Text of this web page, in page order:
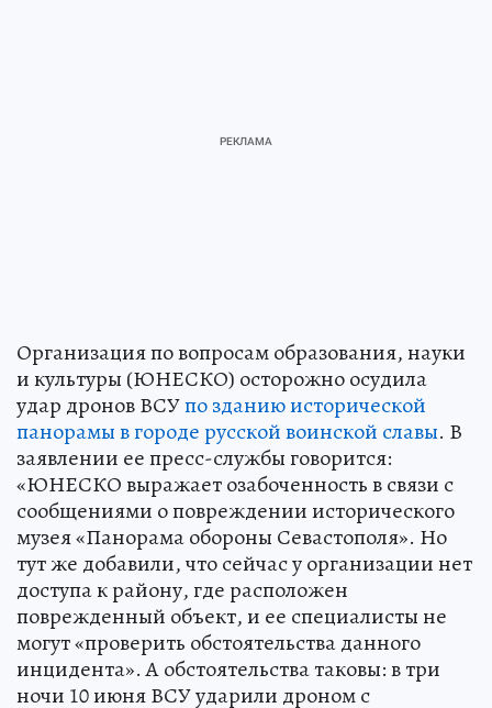
Организация по вопросам образования, науки
и культуры (ЮНЕСКО) осторожно осудила
удар дронов ВСУпо зданию исторической
панорамы в городе русской воинской славы. В
заявлении ее пресс-службы говорится:
«ЮНЕСКО выражает озабоченность в связи с
сообщениями о повреждении исторического
музея «Панорама обороны Севастополя». Но
тут же добавили, что сейчас у организации нет
доступа к району, где расположен
поврежденный объект, и ее специалисты не
могут «проверить обстоятельства данного
инцидента». А обстоятельства таковы: в три
ночи 10 июня ВСУ ударили дроном с